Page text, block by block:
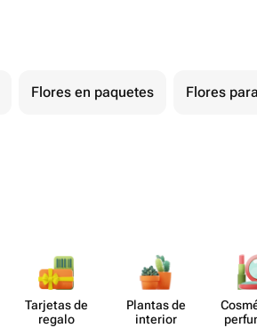
Flores en paquetes Flores
Tarjetas de
regalo
Plantas de
interior